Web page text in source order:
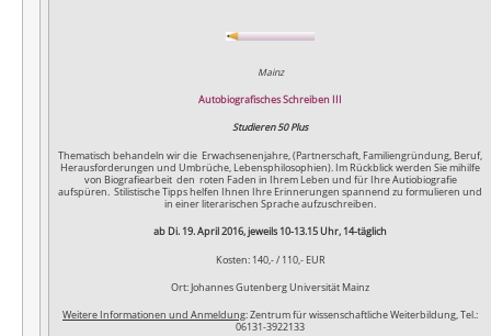
Mainz
Autobiografisches Schreiben III
Studieren 50 Plus
Thematisch behandeln wir die Erwachsenenjahre, (Partnerschaft, Familiengründung, Beruf,
Herausforderungen und Umbrüche, Lebensphilosophien). Im Rückblick werden Sie mihilfe
von Biografiearbeit den roten Faden in Ihrem Leben und für Ihre Autiobiografie
aufspüren. Stilistische Tipps helfen Ihnen Ihre Erinnerungen spannend zu formulieren und
in einer literarischen Sprache aufzuschreiben.
ab Di. 19. April 2016, jeweils 10-13.15 Uhr, 14-täglich
Kosten: 140,- / 110,- EUR
Ort: Johannes Gutenberg Universität Mainz
Weitere Informationen und Anmeldung: Zentrum für wissenschaftliche Weiterbildung, Tel.:
06131-3922133